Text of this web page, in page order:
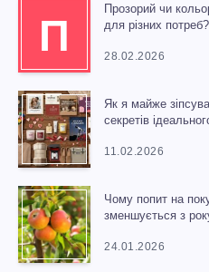
П
Прозорий чи
для різних потреб?
28.02.2026
Як я майже
секретів
11.02.2026
Чому попит на
зменшується з
24.01.2026